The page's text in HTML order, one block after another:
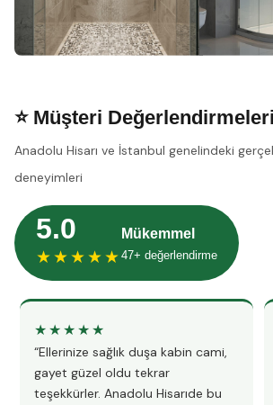
⭐ Müşteri Değerlendirmeleri
Anadolu Hisarı ve İstanbul genelindeki
deneyimleri
5.0
★★★★★
Mükemmel
47+ değerlendirme
★★★★★
“Ellerinize sağlık duşa kabin cami,
gayet güzel oldu tekrar
teşekkürler. Anadolu Hisarıde bu